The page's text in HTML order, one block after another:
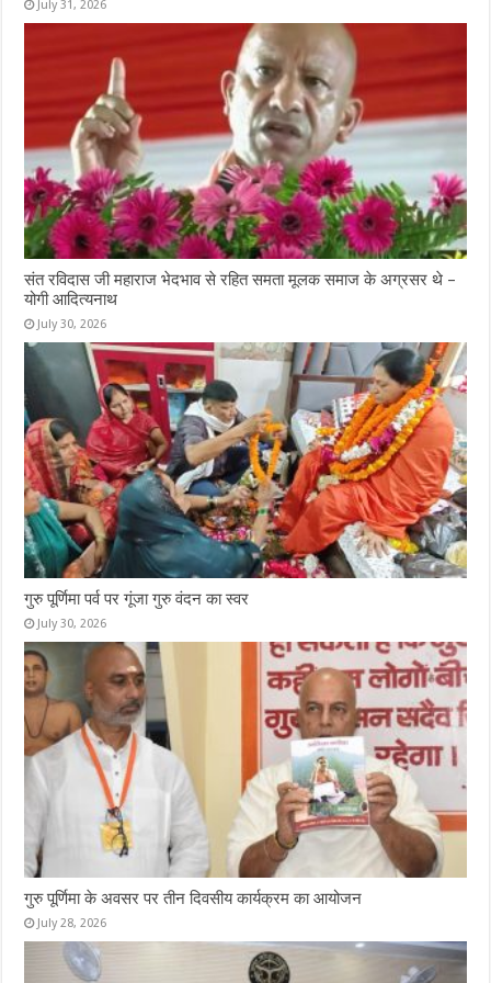
July 31, 2026
संत रविदास जी महाराज भेदभाव से रहित समता मूलक समाज के अग्रसर थे –
योगी आदित्यनाथ
July 30, 2026
गुरु पूर्णिमा पर्व पर गूंजा गुरु वंदन का स्वर
July 30, 2026
गुरु पूर्णिमा के अवसर पर तीन दिवसीय कार्यक्रम का आयोजन
July 28, 2026